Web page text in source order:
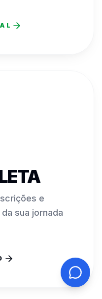
e
sua jornada